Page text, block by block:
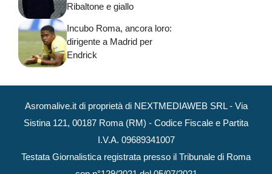
Ribaltone e giallo
Incubo Roma, ancora loro:
dirigente a Madrid per
Endrick
Asromalive.it di proprietà di NEXTMEDIAWEB SRL - Via
Sistina 121, 00187 Roma (RM) - Codice Fiscale e Partita
I.V.A. 09689341007
Testata Giornalistica registrata presso il Tribunale di Roma